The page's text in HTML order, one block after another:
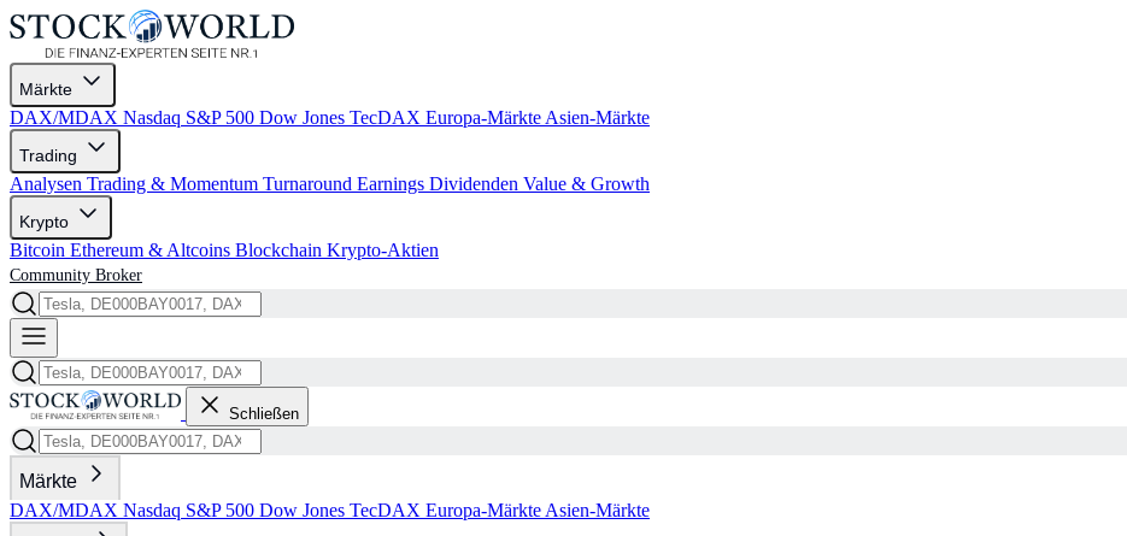
Märkte
DAX/MDAX Nasdaq S&P 500 Dow Jones TecDAX Europa-Märkte Asien-Märkte
Trading
Analysen Trading & Momentum Turnaround Earnings Dividenden Value & Growth
Krypto
Bitcoin Ethereum & Altcoins Blockchain Krypto-Aktien
Community Broker
Schließen
Märkte
DAX/MDAX Nasdaq S&P 500 Dow Jones TecDAX Europa-Märkte Asien-Märkte